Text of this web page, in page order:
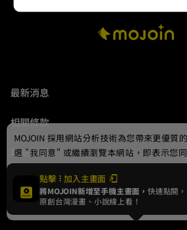
最新消息
相關條款
聯絡我們
© 2024 gamania Digital
點擊 加入主畫面
將MOJOIN新增至手機主畫面，快速點開，
原創台灣漫畫、小說線上看！
MOJOIN 採用網站分析技術為您帶來更優質
選 "我同意" 或繼續瀏覽本網站，即表示您
Cookie，欲瞭解更多資訊請見隱私權政策。
我同意